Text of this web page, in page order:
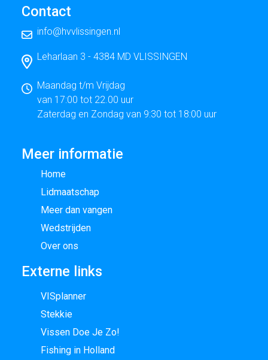
Contact
info@hvvlissingen.nl
Leharlaan 3 - 4384 MD VLISSINGEN
Maandag t/m Vrijdag
van 17:00 tot 22.00 uur
Zaterdag en Zondag van 9:30 tot 18:00 uur
Meer informatie
Home
Lidmaatschap
Meer dan vangen
Wedstrijden
Over ons
Externe links
VISplanner
Stekkie
Vissen Doe Je Zo!
Fishing in Holland